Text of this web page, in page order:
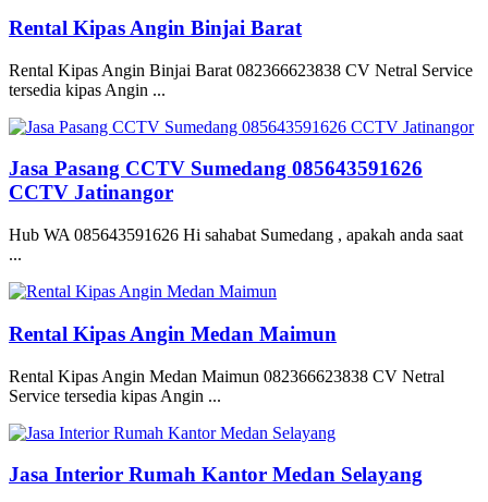
Rental Kipas Angin Binjai Barat
Rental Kipas Angin Binjai Barat 082366623838 CV Netral Service
tersedia kipas Angin ...
Jasa Pasang CCTV Sumedang 085643591626
CCTV Jatinangor
Hub WA 085643591626 Hi sahabat Sumedang , apakah anda saat
...
Rental Kipas Angin Medan Maimun
Rental Kipas Angin Medan Maimun 082366623838 CV Netral
Service tersedia kipas Angin ...
Jasa Interior Rumah Kantor Medan Selayang